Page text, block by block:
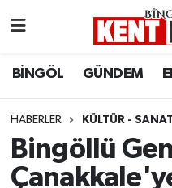
BİNGÖL GÜNDEM
HABERLER KÜLTÜR - SANAT
Bingöllü
BİLİM-TEKNOLOJİ
DÜNYA
EĞİTİM
Bingöl Hava
Bingöl Namaz
Bingöl Trafik